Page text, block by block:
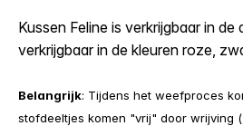
Kussen Feline is verkrijgbaar in
verkrijgbaar in de kleuren roze,
Belangrijk: Tijdens het weefproces
stofdeeltjes komen "vrij" door wrijving